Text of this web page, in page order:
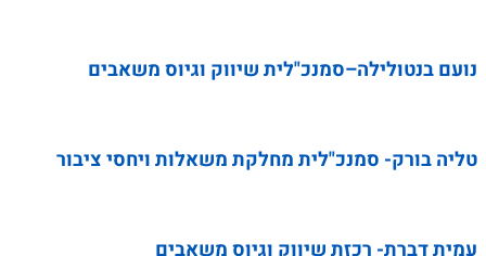
נועם בנטולילה–סמנכ"לית שיווק וגיוס משאבים
טליה בורק- סמנכ"לית מחלקת משאלות ויחסי ציבור
עמית דברת- רכזת שיווק וגיוס משאבים